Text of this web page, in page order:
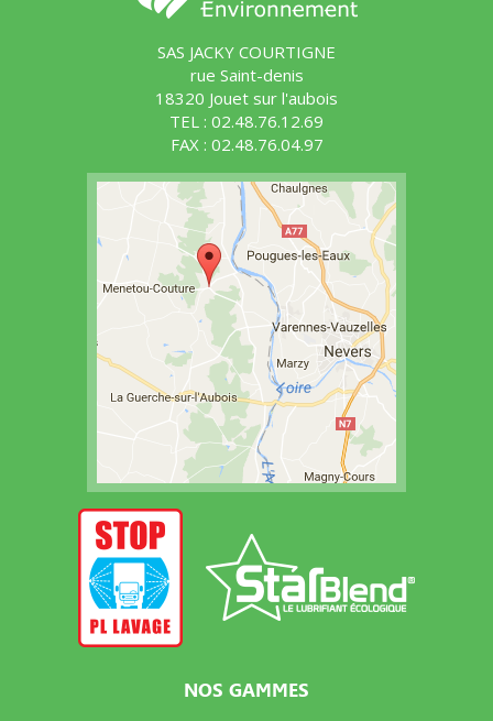
SAS JACKY COURTIGNE
rue Saint-denis
18320 Jouet sur l'aubois
TEL : 02.48.76.12.69
FAX : 02.48.76.04.97
NOS GAMMES